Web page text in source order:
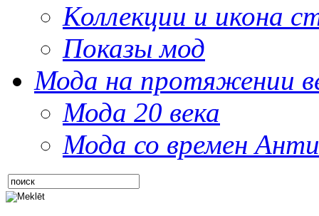
Коллекции и икона
Показы мод
Мода на протяжении
Мода 20 века
Мода со времен